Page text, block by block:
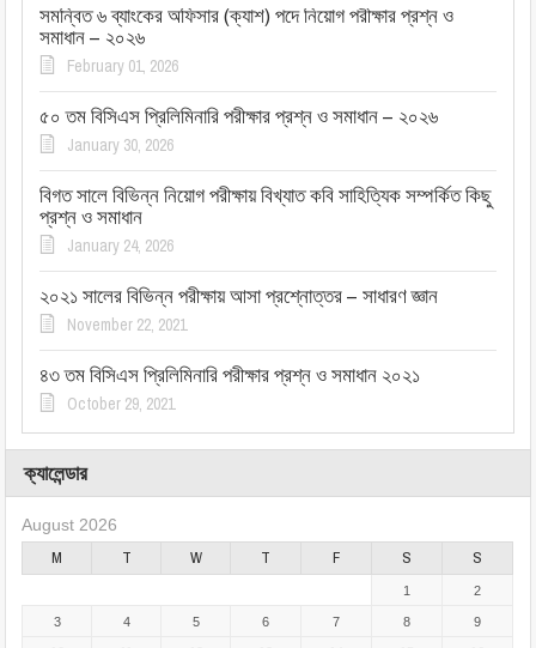
সমন্বিত ৬ ব্যাংকের অফিসার (ক্যাশ) পদে নিয়োগ পরীক্ষার প্রশ্ন ও
সমাধান – ২০২৬
February 01, 2026
৫০ তম বিসিএস প্রিলিমিনারি পরীক্ষার প্রশ্ন ও সমাধান – ২০২৬
January 30, 2026
বিগত সালে বিভিন্ন নিয়োগ পরীক্ষায় বিখ্যাত কবি সাহিত্যিক সম্পর্কিত কিছু
প্রশ্ন ও সমাধান
January 24, 2026
২০২১ সালের বিভিন্ন পরীক্ষায় আসা প্রশ্নোত্তর – সাধারণ জ্ঞান
November 22, 2021
৪৩ তম বিসিএস প্রিলিমিনারি পরীক্ষার প্রশ্ন ও সমাধান ২০২১
October 29, 2021
ক্যালেন্ডার
August 2026
M T W T F S S
1 2
3 4 5 6 7 8 9